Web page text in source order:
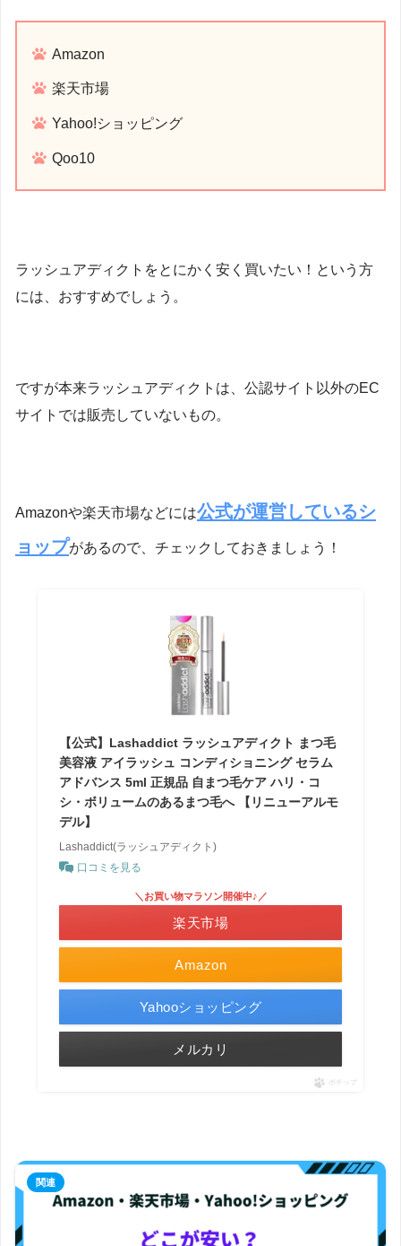
Amazon
楽天市場
Yahoo!ショッピング
Qoo10
ラッシュアディクトをとにかく安く買いたい！という方
には、おすすめでしょう。
ですが本来ラッシュアディクトは、公認サイト以外のEC
サイトでは販売していないもの。
Amazonや楽天市場などには公式が運営しているシ
ョップがあるので、チェックしておきましょう！
【公式】Lashaddict ラッシュアディクト まつ毛
美容液 アイラッシュ コンディショニング セラム
アドバンス 5ml 正規品 自まつ毛ケア ハリ・コ
シ・ボリュームのあるまつ毛へ 【リニューアルモ
デル】
Lashaddict(ラッシュアディクト)
口コミを見る
Amazon
＼お買い物マラソン開催中♪／
楽天市場
Yahooショッピング
メルカリ
ポチップ